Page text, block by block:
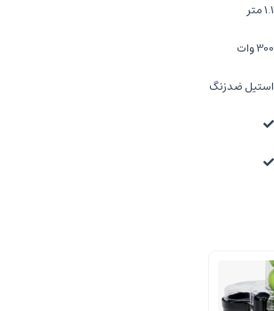
1.1 متر
300 وات
استیل ضدزنگ